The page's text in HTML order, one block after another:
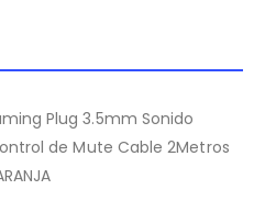
Plug 3.5mm Sonido
de Mute Cable 2Metros